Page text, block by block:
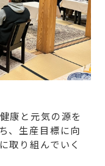
康と元気の源を
、生産目標に向
取り組んでいく